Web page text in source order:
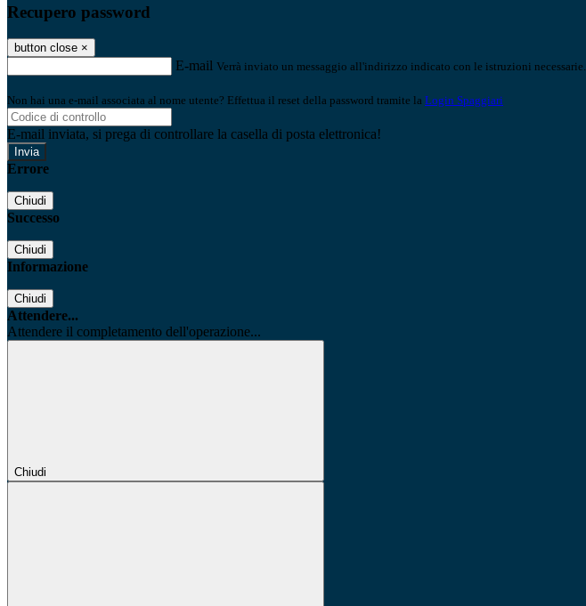
Recupero password
button close ×
E-mail Verrà inviato un messaggio all'indirizzo indicato con le istruzioni necessarie.
Non hai una e-mail associata al nome utente? Effettua il reset della password tramite la Login Spaggiari
E-mail inviata, si prega di controllare la casella di posta elettronica!
Errore
Chiudi
Successo
Chiudi
Informazione
Chiudi
Attendere...
Attendere il completamento dell'operazione...
Chiudi